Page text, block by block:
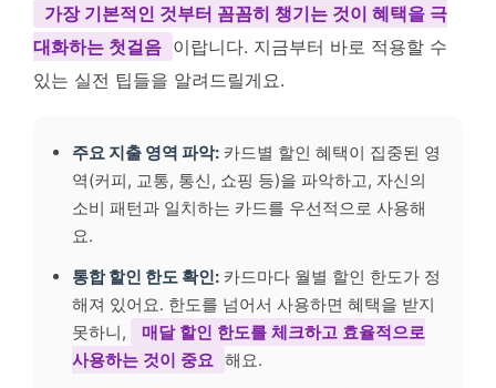
가장 기본적인 것부터 꼼꼼히 챙기는 것이 혜택을 극
대화하는 첫걸음 이랍니다. 지금부터 바로 적용할 수
있는 실전 팁들을 알려드릴게요.
주요 지출 영역 파악: 카드별 할인 혜택이 집중된 영
역(커피, 교통, 통신, 쇼핑 등)을 파악하고, 자신의
소비 패턴과 일치하는 카드를 우선적으로 사용해
요.
통합 할인 한도 확인: 카드마다 월별 할인 한도가 정
해져 있어요. 한도를 넘어서 사용하면 혜택을 받지
못하니,
매달 할인 한도를 체크하고 효율적으로
사용하는 것이 중요 해요.